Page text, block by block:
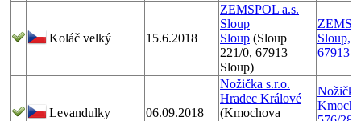
Koláč velký 15.6.2018
ZEMSPOL a.s.
Sloup
Sloup (Sloup
221/0, 67913
Sloup)
Sloup,
67913
Levandulky 06.09.2018
Nožička s.r.o.
Hradec Králové
(Kmochova